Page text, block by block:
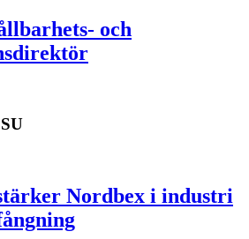
och
Nordbex i industri